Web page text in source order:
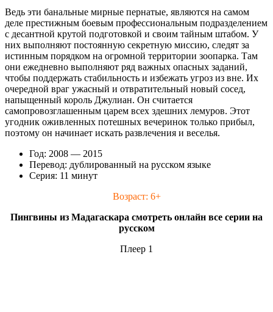
Ведь эти банальные мирные пернатые, являются на самом
деле престижным боевым профессиональным подразделением
с десантной крутой подготовкой и своим тайным штабом. У
них выполняют постоянную секретную миссию, следят за
истинным порядком на огромной территории зоопарка. Там
они ежедневно выполняют ряд важных опасных заданий,
чтобы поддержать стабильность и избежать угроз из вне. Их
очередной враг ужасный и отвратительный новый сосед,
напыщенный король Джулиан. Он считается
самопровозглашенным царем всех здешних лемуров. Этот
угодник оживленных потешных вечеринок только прибыл,
поэтому он начинает искать развлечения и веселья.
Год: 2008 — 2015
Перевод: дублированный на русском языке
Серия: 11 минут
Возраст: 6+
Пингвины из Мадагаскара смотреть онлайн все серии на
русском
Плеер 1